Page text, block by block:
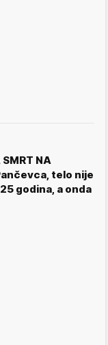
NA
telo nije
godina, a onda